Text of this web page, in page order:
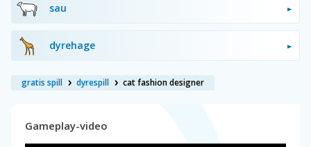
sau
dyrehage
gratis spill dyrespill cat fashion designer
Gameplay-video